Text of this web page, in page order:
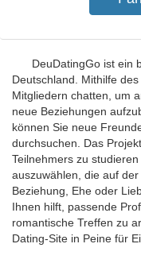
DeuDatingGo ist ein
Deutschland. Mithilfe
Mitgliedern chatten, um
neue Beziehungen
können Sie neue
durchsuchen. Das
Teilnehmers zu
auszuwählen, die auf
Beziehung, Ehe oder
Ihnen hilft, passende
romantische Treffen zu
Dating-Site in Peine für